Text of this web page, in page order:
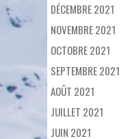
DÉCEMBRE 2021
NOVEMBRE 2021
OCTOBRE 2021
SEPTEMBRE 2021
AOÛT 2021
JUILLET 2021
JUIN 2021